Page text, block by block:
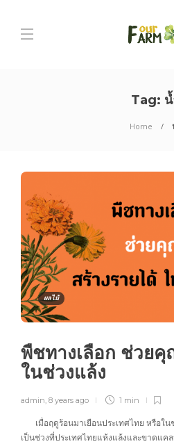
Tag:
Home
ผลไม้
พืชทางเลือก ช่วยคุ
ในช่วงแล้ง
admin, 8 years ago 1 min
เมื่อฤดูร้อนมาเยือนประเทศไทย หรือใน
เป็นช่วงที่ประเทศไทยแห้งแล้งและขาดแ